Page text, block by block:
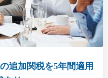
追加関税を5年間適用